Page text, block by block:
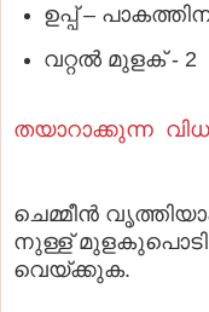
ഉപ്പ് –
വറ്റല്‍ മുളക് - 2
തയാറാക്കുന്ന
ചെമ്മീന്‍
നുള്ള്
വെയ്ക്കുക.